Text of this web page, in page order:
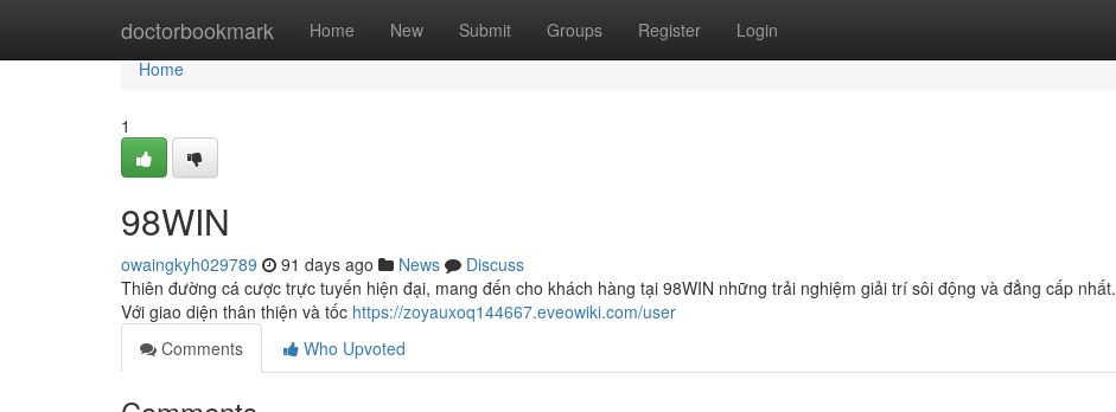
doctorbookmark Home New Submit Groups Register Login
Home
Home
1
98WIN
owaingkyh029789 91 days ago News
Discuss
Thiên đường cá cược trực tuyến hiện đại, mang đến cho khách hàng tại 98WIN những trải nghiệm giải trí sôi động và đẳng cấp nhất.
Với giao diện thân thiện và tốc https://zoyauxoq144667.eveowiki.com/user
Comments
Who Upvoted